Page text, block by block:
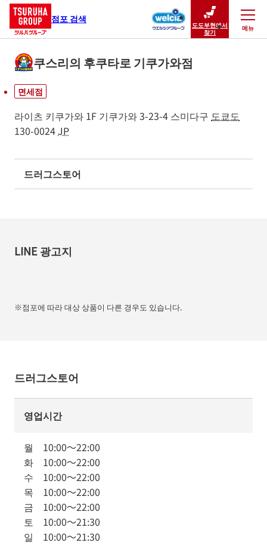
점포 검색
도도부현에서
찾기
메뉴
닫기
쿠스리의 후쿠타로 기쿠가와점
면세점
라이츠 키쿠가와 1F 기쿠가와 3-23-4 스미다구 도쿄도
130-0024JP
드러그스토어
LINE 광고지
※점포에 따라 대상 상품이 다른 경우도 있습니다.
드러그스토어
영업시간
월 10:00～22:00
화 10:00～22:00
수 10:00～22:00
목 10:00～22:00
금 10:00～22:00
토 10:00～21:30
일 10:00～21:30